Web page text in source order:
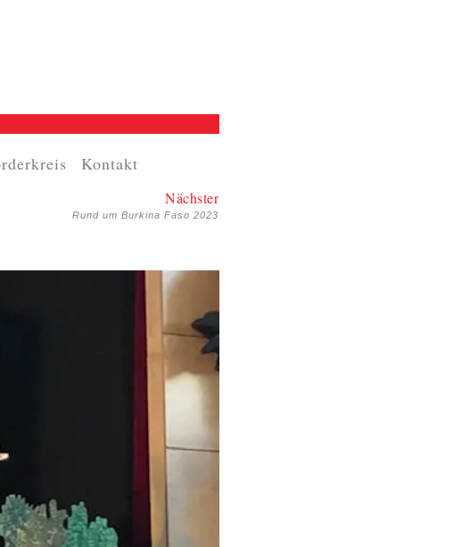
Kontakt
Nächster
Rund um Burkina Faso 2023